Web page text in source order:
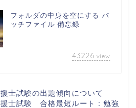
フォルダの中身を空にする バ
ッチファイル 備忘録
43226 view
士試験の出題傾向について
士試験 合格最短ルート：勉強